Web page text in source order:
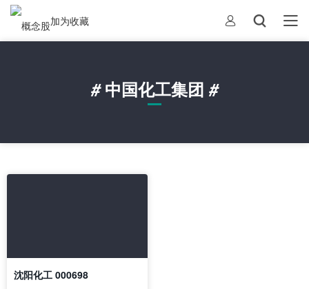
加为收藏
#中国化工集团 #
沈阳化工 000698